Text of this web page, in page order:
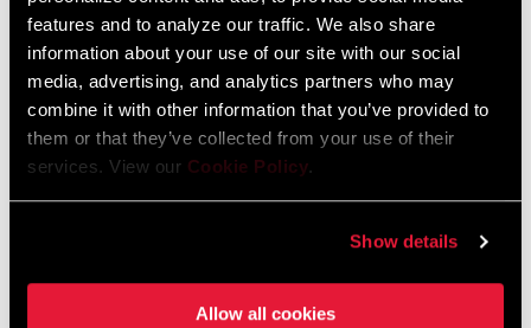
features and to analyze our traffic. We also share
information about your use of our site with our social
media, advertising, and analytics partners who may
combine it with other information that you’ve provided to
them or that they’ve collected from your use of their
services. View our Cookie Policy.
Show details
Allow all cookies
95-4018-009-100 Safety Instructions
231 KB
SRAM und Zipp Gewährleistung